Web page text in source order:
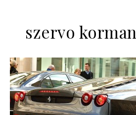
szervo